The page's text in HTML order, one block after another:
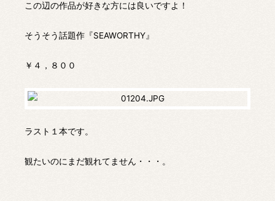
この辺の作品が好きな方には良いですよ！
そうそう話題作『SEAWORTHY』
￥４，８００
ラスト１本です。
観たいのにまだ観れてません・・・。